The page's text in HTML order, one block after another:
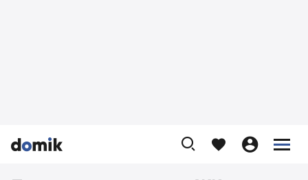


    

